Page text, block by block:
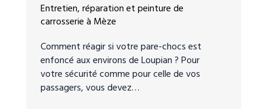
Entretien, réparation et peinture de
carrosserie à Mèze
Comment réagir si votre pare-chocs est
enfoncé aux environs de Loupian ? Pour
votre sécurité comme pour celle de vos
passagers, vous devez…